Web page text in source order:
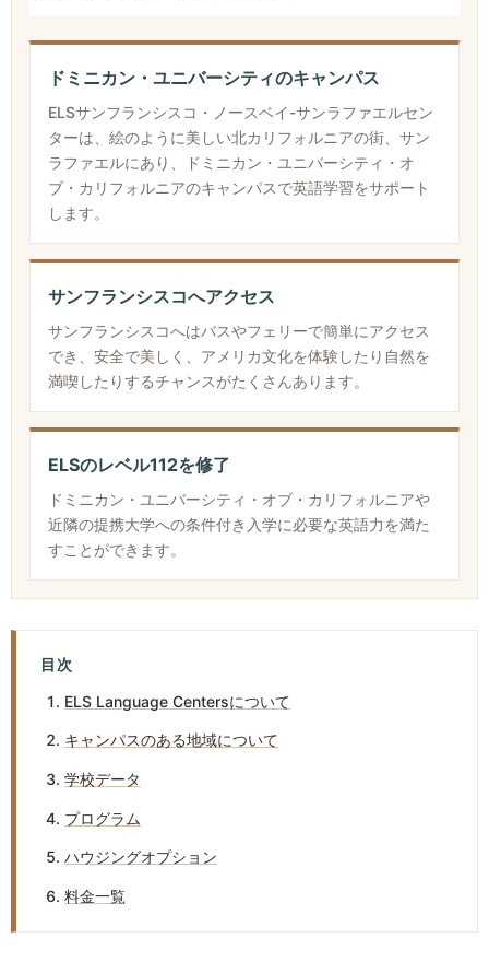
ドミニカン・ユニバーシティのキャンパス
ELSサンフランシスコ・ノースベイ-サンラファエルセン
ターは、絵のように美しい北カリフォルニアの街、サン
ラファエルにあり、ドミニカン・ユニバーシティ・オ
ブ・カリフォルニアのキャンパスで英語学習をサポート
します。
サンフランシスコへアクセス
サンフランシスコへはバスやフェリーで簡単にアクセス
でき、安全で美しく、アメリカ文化を体験したり自然を
満喫したりするチャンスがたくさんあります。
ELSのレベル112を修了
ドミニカン・ユニバーシティ・オブ・カリフォルニアや
近隣の提携大学への条件付き入学に必要な英語力を満た
すことができます。
目次
ELS Language Centersについて
キャンパスのある地域について
学校データ
プログラム
ハウジングオプション
料金一覧